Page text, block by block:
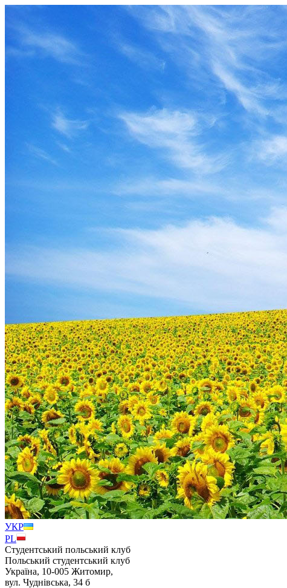
УКР
PL
Студентський польський клуб
Польський студентський клуб
Україна, 10-005 Житомир,
вул. Чуднівська, 34 б